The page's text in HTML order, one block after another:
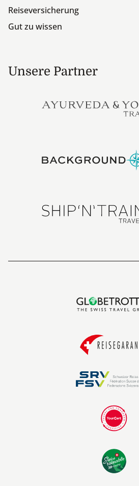
Reiseversicherung
Gut zu wissen
Unsere Partner